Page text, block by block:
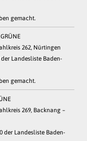
gemacht.
262, Nürtingen
Landesliste Baden-
gemacht.
269, Backnang –
der Landesliste Baden-